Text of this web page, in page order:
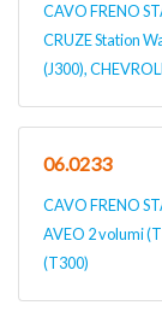
CAVO FRENO
CRUZE Station
(J300),
06.0233
CAVO FRENO
AVEO 2 volumi
(T300)